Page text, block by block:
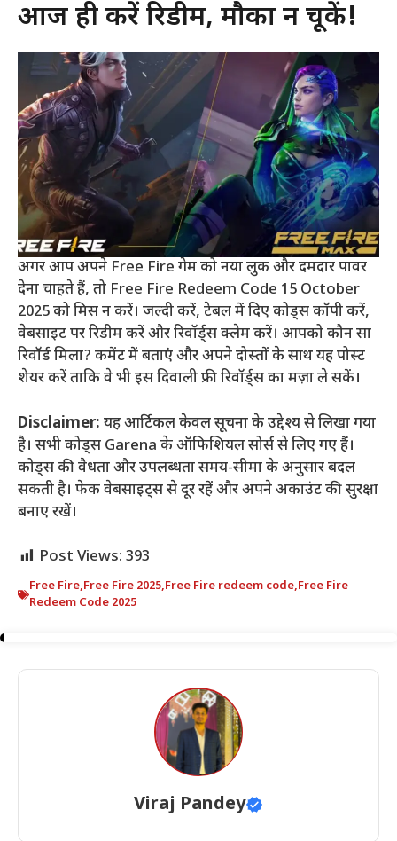
आज ही करें रिडीम, मौका न चूकें!
अगर आप अपने Free Fire गेम को नया लुक और दमदार पावर
देना चाहते हैं, तो Free Fire Redeem Code 15 October
2025 को मिस न करें। जल्दी करें, टेबल में दिए कोड्स कॉपी करें,
वेबसाइट पर रिडीम करें और रिवॉर्ड्स क्लेम करें। आपको कौन सा
रिवॉर्ड मिला? कमेंट में बताएं और अपने दोस्तों के साथ यह पोस्ट
शेयर करें ताकि वे भी इस दिवाली फ्री रिवॉर्ड्स का मज़ा ले सकें।
Disclaimer: यह आर्टिकल केवल सूचना के उद्देश्य से लिखा गया
है। सभी कोड्स Garena के ऑफिशियल सोर्स से लिए गए हैं।
कोड्स की वैधता और उपलब्धता समय-सीमा के अनुसार बदल
सकती है। फेक वेबसाइट्स से दूर रहें और अपने अकाउंट की सुरक्षा
बनाए रखें।
Post Views: 393
Free Fire,Free Fire 2025,Free Fire redeem code,Free Fire
Redeem Code 2025
Viraj Pandey